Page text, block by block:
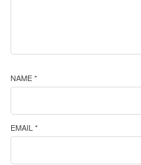
NAME *
EMAIL *